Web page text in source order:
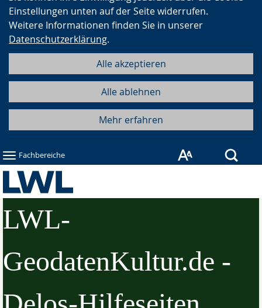
Einstellungen unten auf der Seite widerrufen.
Weitere Informationen finden Sie in unserer
Datenschutzerklärung.
Alle akzeptieren
Alle ablehnen
Mehr erfahren
Fachbereiche
LWL-
GeodatenKultur.de -